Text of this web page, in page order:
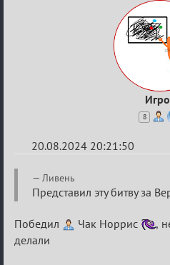
8
20.08.2024 20:21:50
Re:
Waiting
Ливень
Представил эту битву за
Победил Чак Норрис
,
делали